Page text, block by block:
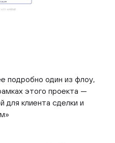
подробно один из флоу,
этого проекта —
для клиента сделки и